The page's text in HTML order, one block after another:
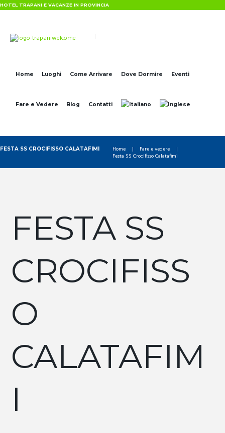
HOTEL TRAPANI E VACANZE IN PROVINCIA
Home Luoghi Come Arrivare Dove Dormire Eventi
Fare e Vedere Blog Contatti
FESTA SS CROCIFISSO CALATAFIMI Home
Fare e vedere
Festa SS Crocifisso Calatafimi
FESTA SS
CROCIFISS
O
CALATAFIM
I